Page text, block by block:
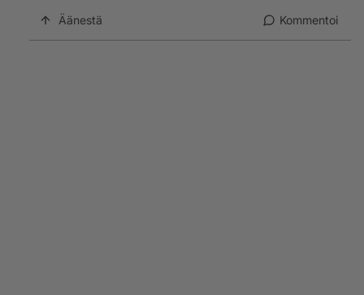
Äänestä Kommentoi